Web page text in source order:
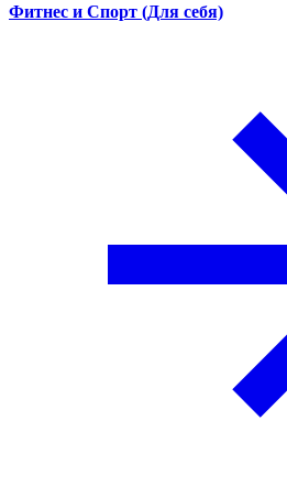
Фитнес и Спорт (Для себя)